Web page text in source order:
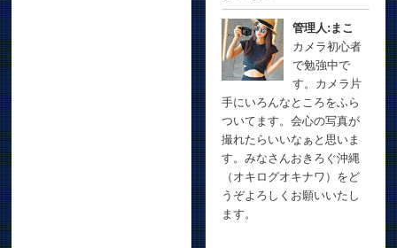
管理人:まこ
カメラ初心者
で勉強中で
す。カメラ片
手にいろんなところをふら
ついてます。会心の写真が
撮れたらいいなぁと思いま
す。みなさんおきろぐ沖縄
（オキログオキナワ）をど
うぞよろしくお願いいたし
ます。